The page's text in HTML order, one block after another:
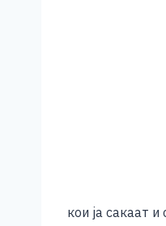
кои ја сакаат